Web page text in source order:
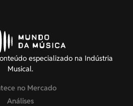
especializado na Indústria
Musical.
no Mercado
Análises